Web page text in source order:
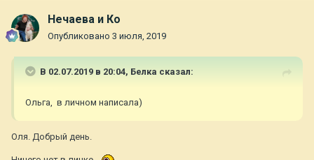
Нечаева и Ко
Опубликовано 3 июля, 2019
В 02.07.2019 в 20:04, Белка сказал:
Ольга, в личном написала)
Оля. Добрый день.